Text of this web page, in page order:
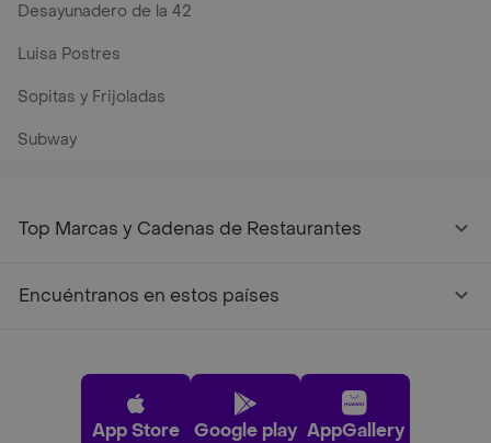
Desayunadero de la 42
Luisa Postres
Sopitas y Frijoladas
Subway
Top Marcas y Cadenas de Restaurantes
Encuéntranos en estos países
App Store Google play AppGallery